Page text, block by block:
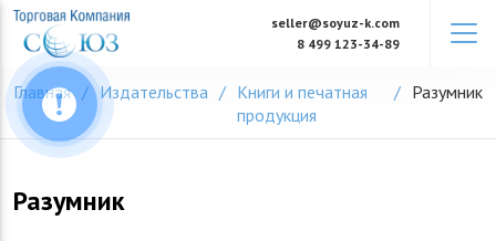
Skip
content
seller@soyuz-k.com
8 499 123-34-89
Главная Издательства
Книги и печатная
продукция
Разумник
Разумник